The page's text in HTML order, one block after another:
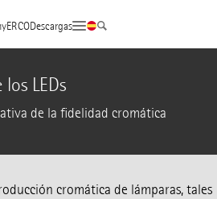
Descargas
LEDs
de la fidelidad cromática
cromática de lámparas, tales